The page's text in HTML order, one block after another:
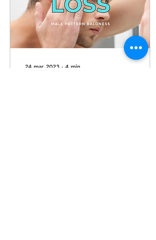
24 mar 2023 ∙ 4 min